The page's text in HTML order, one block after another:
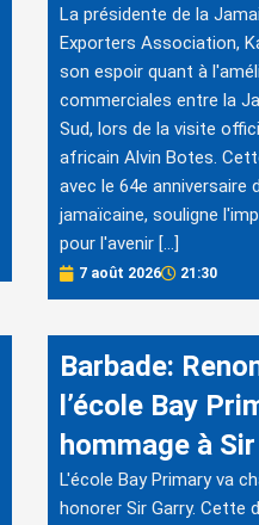
La présidente de la
Exporters Association,
son espoir quant à
commerciales entre la
Sud, lors de la visite
africain Alvin Botes.
avec le 64e anniversaire
jamaïcaine, souligne
pour l'avenir […]
7 août 2026 21:30
Barbade:
l’école Bay
hommage à
L'école Bay Primary va
honorer Sir Garry. Cette